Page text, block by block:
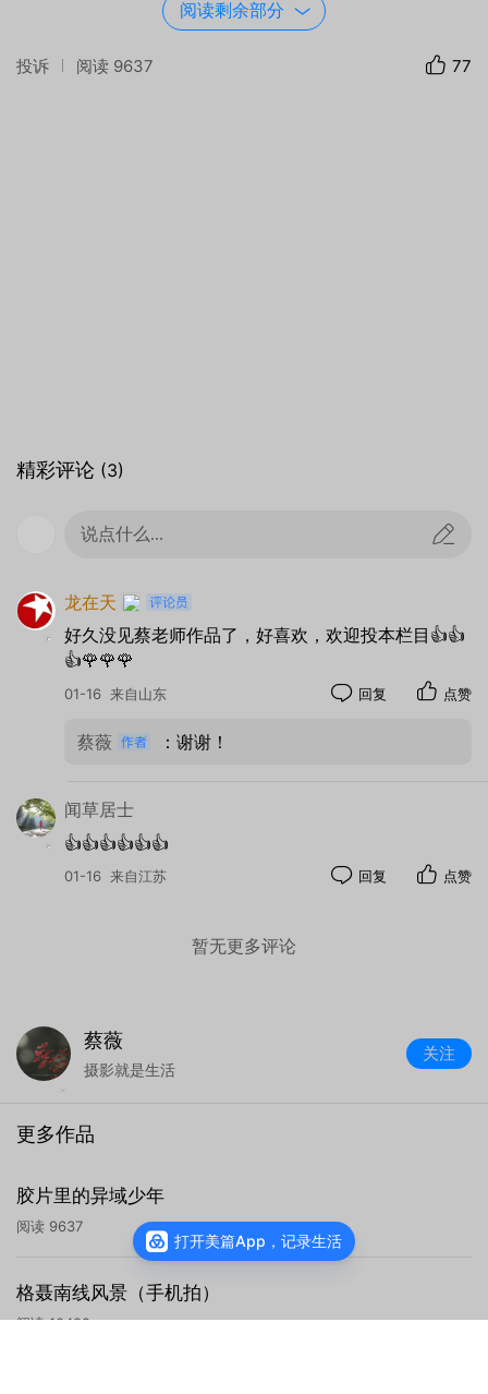
阅读剩余部分
投诉 阅读 9637 77
精彩评论 (3)
说点什么...
龙在天
好久没见蔡老师作品了，好喜欢，欢迎投本栏目👍👍
👍🌹🌹🌹
01-16 来自山东 回复 点赞
蔡薇 ：谢谢！
闻草居士
👍👍👍👍👍👍
01-16 来自江苏 回复 点赞
暂无更多评论
蔡薇
摄影就是生活
关注
更多作品
胶片里的异域少年
阅读 9637
格聂南线风景（手机拍）
阅读 10492
打开美篇App，记录生活